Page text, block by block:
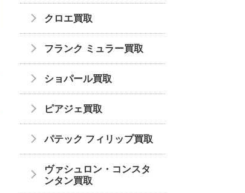
クロエ買取
フランク ミュラー買取
ショパール買取
ピアジェ買取
パテック フィリップ買取
ヴァシュロン・コンスタ
ンタン買取